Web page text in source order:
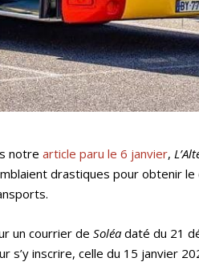
notre article paru le 6 janvier,
drastiques pour obtenir
un courrier deSoléadaté du 21
s’y inscrire, celle du 15 janvier